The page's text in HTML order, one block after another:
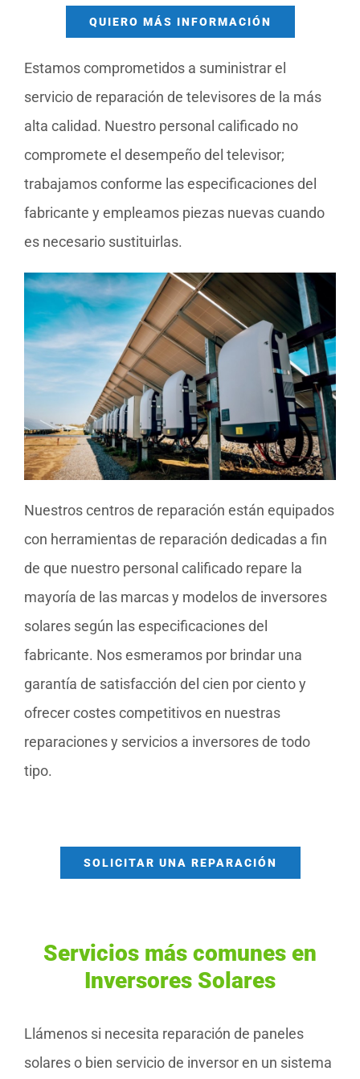
QUIERO MÁS INFORMACIÓN
Estamos comprometidos a suministrar el
servicio de reparación de televisores de la más
alta calidad. Nuestro personal calificado no
compromete el desempeño del televisor;
trabajamos conforme las especificaciones del
fabricante y empleamos piezas nuevas cuando
es necesario sustituirlas.
Nuestros centros de reparación están equipados
con herramientas de reparación dedicadas a fin
de que nuestro personal calificado repare la
mayoría de las marcas y modelos de inversores
solares según las especificaciones del
fabricante. Nos esmeramos por brindar una
garantía de satisfacción del cien por ciento y
ofrecer costes competitivos en nuestras
reparaciones y servicios a inversores de todo
tipo.
SOLICITAR UNA REPARACIÓN
Servicios más comunes en
Inversores Solares
Llámenos si necesita reparación de paneles
solares o bien servicio de inversor en un sistema